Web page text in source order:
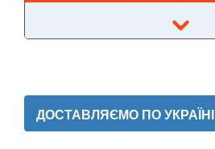
Boxster II (987)
Boxster IV 718 (982)
Cayenne I 9PA (955)
ДОСТАВЛЯЄМО ПО УКРАЇНІ